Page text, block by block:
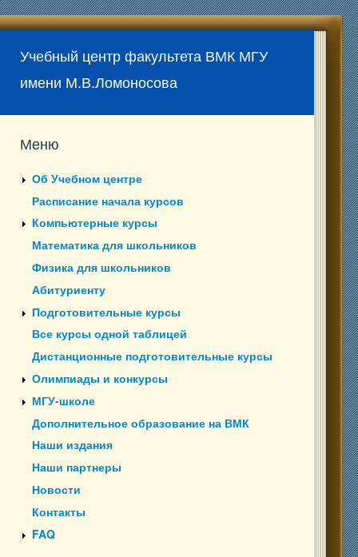
Учебный центр факультета ВМК МГУ
имени М.В.Ломоносова
Меню
Об Учебном центре
Расписание начала курсов
Компьютерные курсы
Математика для школьников
Физика для школьников
Абитуриенту
Подготовительные курсы
Все курсы одной таблицей
Дистанционные подготовительные курсы
Олимпиады и конкурсы
МГУ-школе
Дополнительное образование на ВМК
Наши издания
Наши партнеры
Новости
Контакты
FAQ